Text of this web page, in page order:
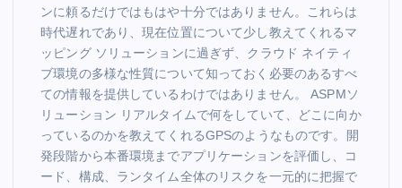
ンに頼るだけではもはや十分ではありません。これらは
時代遅れであり、現在位置について少し教えてくれるマ
ッピング ソリューションに過ぎず、クラウド ネイティ
ブ環境の多様な性質について知っておく必要のあるすべ
ての情報を提供しているわけではありません。 ASPMソ
リューション リアルタイムで何をしていて、どこに向か
っているのかを教えてくれるGPSのようなものです。開
発段階から本番環境までアプリケーションを評価し、コ
ード、構成、ランタイム全体のリスクを一元的に把握で